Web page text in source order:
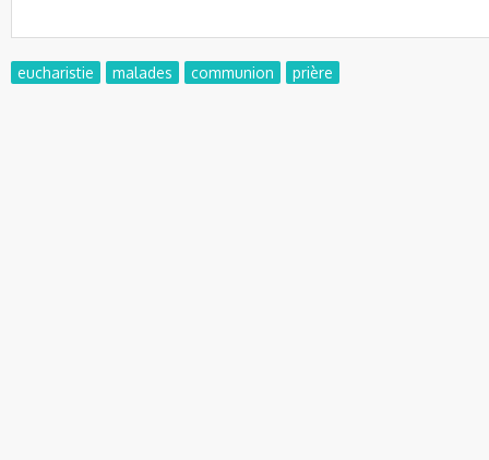
eucharistie malades communion prière